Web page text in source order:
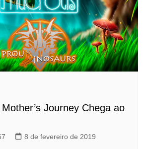
Journey Chega ao
8 de fevereiro de 2019